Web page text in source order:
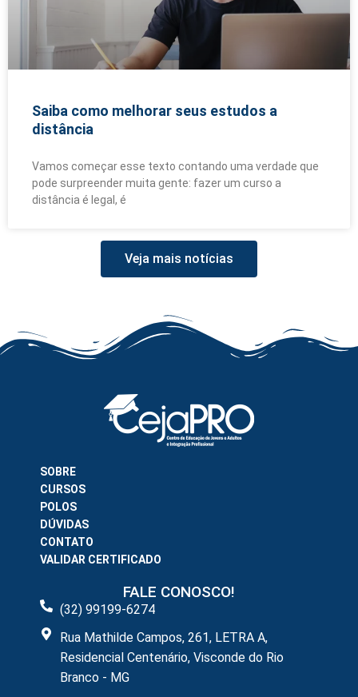
Saiba como melhorar seus estudos a
distância
Vamos começar esse texto contando uma verdade que
pode surpreender muita gente: fazer um curso a
distância é legal, é
Veja mais notícias
SOBRE
CURSOS
POLOS
DÚVIDAS
CONTATO
VALIDAR CERTIFICADO
FALE CONOSCO!
(32) 99199-6274
Rua Mathilde Campos, 261, LETRA A,
Residencial Centenário, Visconde do Rio
Branco - MG